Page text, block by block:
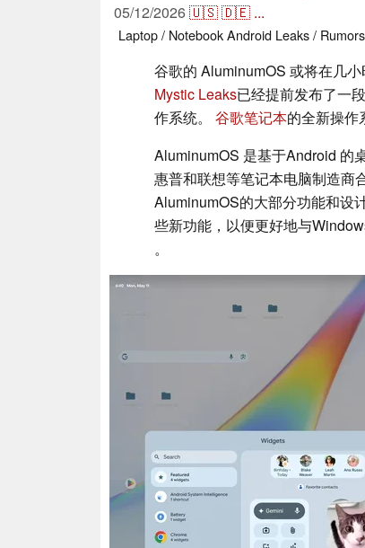
05/12/2026🇺🇸🇩🇪 ...
Laptop / NotebookAndroid Leaks / Rumors
谷歌的 AluminumOS 或将在几小
Mystic Leaks已经提前发布了一
作系统。 谷歌笔记本的全新操作
AluminumOS 是基于Android 的
惠普和联想等笔记本电脑制造商
AluminumOS的大部分功能和设
些新功能，以便更好地与
。